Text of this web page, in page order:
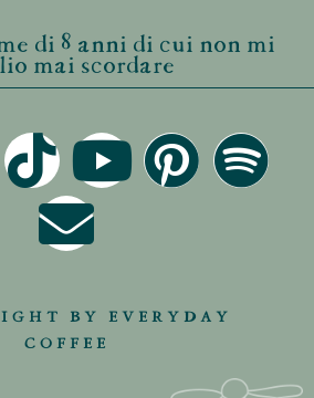
di 8 anni di cui non mi
mai scordare
BY EVERYDAY
COFFEE